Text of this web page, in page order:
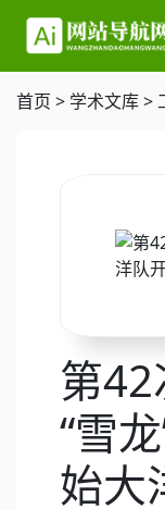
首页 > 学术文库>
第42
“雪
始大